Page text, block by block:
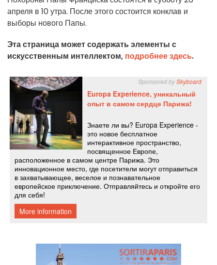
апреля в 10 утра. После этого состоится конклав и
выборы нового Папы.
Эта страница может содержать элементы с
искусственным интеллектом, подробнее здесь.